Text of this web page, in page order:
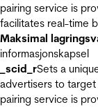
pairing service is
facilitates real-time
Maksimal
informasjonskapsel
_scid_rSets a
advertisers to
pairing service is